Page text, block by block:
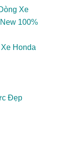
Xe
100%
Honda
Đẹp